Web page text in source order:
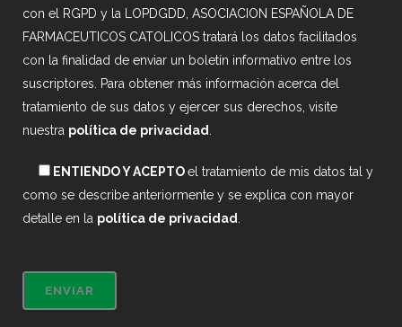
con el RGPD y la LOPDGDD, ASOCIACION ESPAÑOLA DE
FARMACEUTICOS CATOLICOS tratará los datos facilitados
con la finalidad de enviar un boletín informativo entre los
suscriptores. Para obtener más información acerca del
tratamiento de sus datos y ejercer sus derechos, visite
nuestra política de privacidad
ENTIENDO Y ACEPTOel tratamiento de mis datos tal y
como se describe anteriormente y se explica con mayor
detalle en la política de privacidad